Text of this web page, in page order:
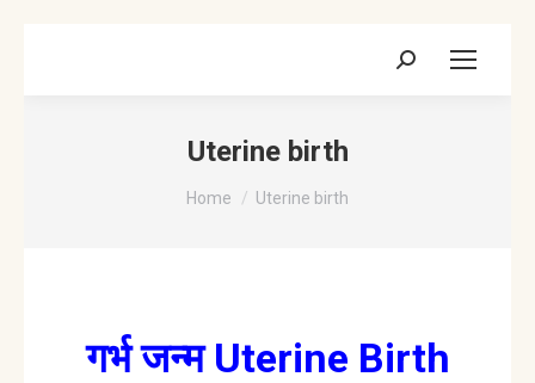
Search:
Uterine birth
You are here:
Home Uterine birth
गर्भ जन्म Uterine Birth